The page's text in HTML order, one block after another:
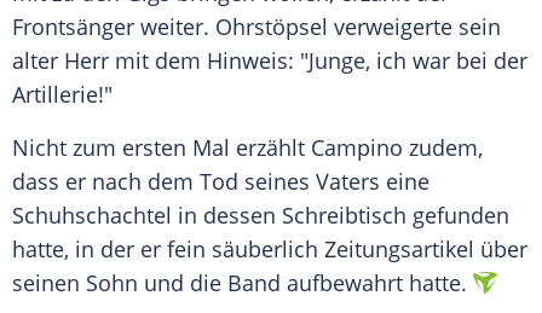
Frontsänger weiter. Ohrstöpsel verweigerte sein
alter Herr mit dem Hinweis: "Junge, ich war bei der
Artillerie!"
Nicht zum ersten Mal erzählt Campino zudem,
dass er nach dem Tod seines Vaters eine
Schuhschachtel in dessen Schreibtisch gefunden
hatte, in der er fein säuberlich Zeitungsartikel über
seinen Sohn und die Band aufbewahrt hatte.